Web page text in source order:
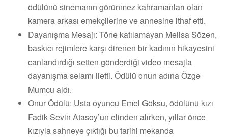
ödülünü sinemanın görünmez kahramanları olan
kamera arkası emekçilerine ve annesine ithaf etti.
Dayanışma Mesajı: Töne katılamayan Melisa Sözen,
baskıcı rejimlere karşı direnen bir kadının hikayesini
canlandırdığı setten gönderdiği video mesajla
dayanışma selamı iletti. Ödülü onun adına Özge
Mumcu aldı.
Onur Ödülü: Usta oyuncu Emel Göksu, ödülünü kızı
Fadik Sevin Atasoy’un elinden alırken, yıllar önce
kızıyla sahneye çıktığı bu tarihi mekanda